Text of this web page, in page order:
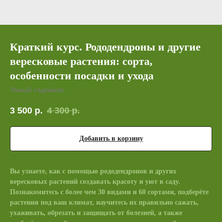
Краткий курс. Рододендроны и другие
вересковые растения: сорта,
особенности посадки и ухода
Умный садовник
3 500 р. 4 300 р.
Добавить в корзину
Вы узнаете, как с помощью рододендронов и других
вересковых растений создавать красоту и уют в саду.
Познакомитесь с более чем 30 видами и 60 сортами, подберёте
растения под ваш климат, научитесь их правильно сажать,
ухаживать, обрезать и защищать от болезней, а также